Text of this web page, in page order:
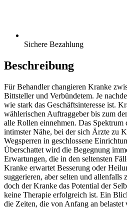
Sichere Bezahlung
Beschreibung
Für Behandler changieren Kranke
Bittsteller und Verbündetem. Je
wie stark das Geschäftsinteresse ist.
wählerischen Auftraggeber bis zum
alle Rollen einnehmen. Das Spektrum
intimster Nähe, bei der sich Ärzte zu
Wegsperren in geschlossene
Überschattet wird die Begegnung
Erwartungen, die in den seltensten
Kranke erwartet Besserung oder
suggerieren, aber selten und allenfalls
doch der Kranke das Potential der
keine Therapie erfolgreich ist. Ein
die Zeiten, die von Anfang an belastet